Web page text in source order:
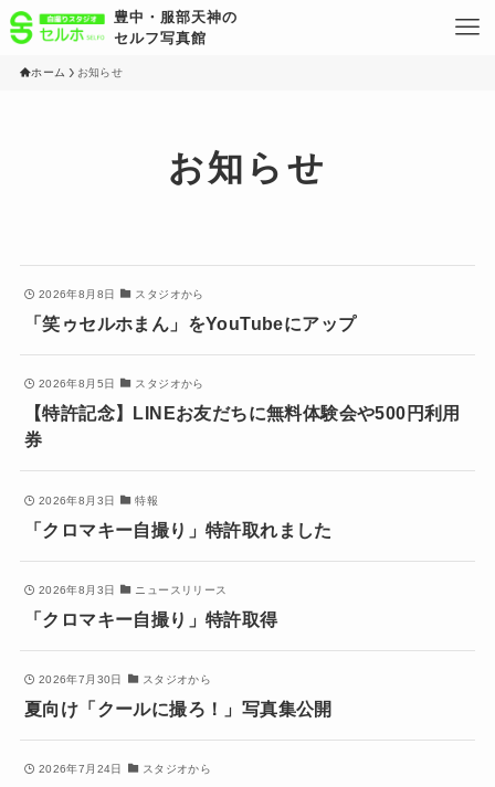
豊中・服部天神の
セルフ写真館
ホーム お知らせ
お知らせ
2026年8月8日 スタジオから
「笑ゥセルホまん」をYouTubeにアップ
2026年8月5日 スタジオから
【特許記念】LINEお友だちに無料体験会や500円利用
券
2026年8月3日 特報
「クロマキー自撮り」特許取れました
2026年8月3日 ニュースリリース
「クロマキー自撮り」特許取得
2026年7月30日 スタジオから
夏向け「クールに撮ろ！」写真集公開
2026年7月24日 スタジオから